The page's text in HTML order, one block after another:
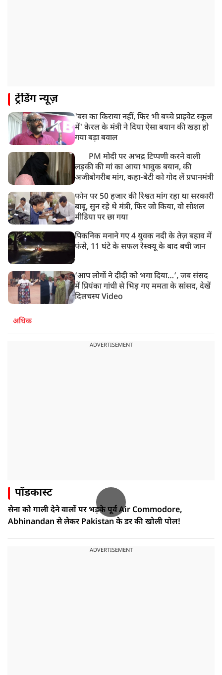
ट्रेंडिंग न्यूज़
'बस का किराया नहीं, फिर भी बच्चे प्राइवेट स्कूल
में' केरल के मंत्री ने दिया ऐसा बयान की खड़ा हो
गया बड़ा बवाल
PM मोदी पर अभद्र टिप्पणी करने वाली
लड़की की मां का आया भावुक बयान, की
अजीबोगरीब मांग, कहा-बेटी को गोद लें प्रधानमंत्री
फोन पर 50 हजार की रिश्वत मांग रहा था सरकारी
बाबू, सुन रहे थे मंत्री, फिर जो किया, वो सोशल
मीडिया पर छा गया
पिकनिक मनाने गए 4 युवक नदी के तेज़ बहाव में
फंसे, 11 घंटे के सफल रेस्क्यू के बाद बची जान
‘आप लोगों ने दीदी को भगा दिया…’, जब संसद
में प्रियंका गांधी से भिड़ गए ममता के सांसद, देखें
दिलचस्प Video
अधिक
ADVERTISEMENT
पॉडकास्ट
सेना को गाली देने वालों पर भड़के पूर्व Air Commodore,
Abhinandan से लेकर Pakistan के डर की खोली पोल!
ADVERTISEMENT